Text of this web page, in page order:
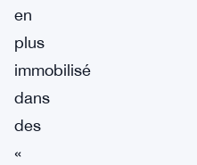
en
plus
immobilisé
dans
des
«